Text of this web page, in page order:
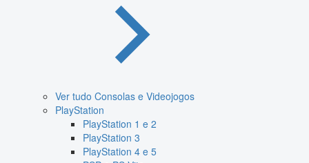
Ver tudo Consolas e Videojogos
PlayStation
PlayStation 1 e 2
PlayStation 3
PlayStation 4 e 5